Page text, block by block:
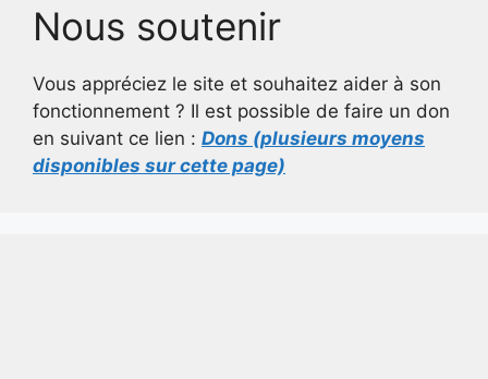
Nous soutenir
Vous appréciez le site et souhaitez aider à son
fonctionnement ? Il est possible de faire un don
en suivant ce lien : Dons (plusieurs moyens
disponibles sur cette page)